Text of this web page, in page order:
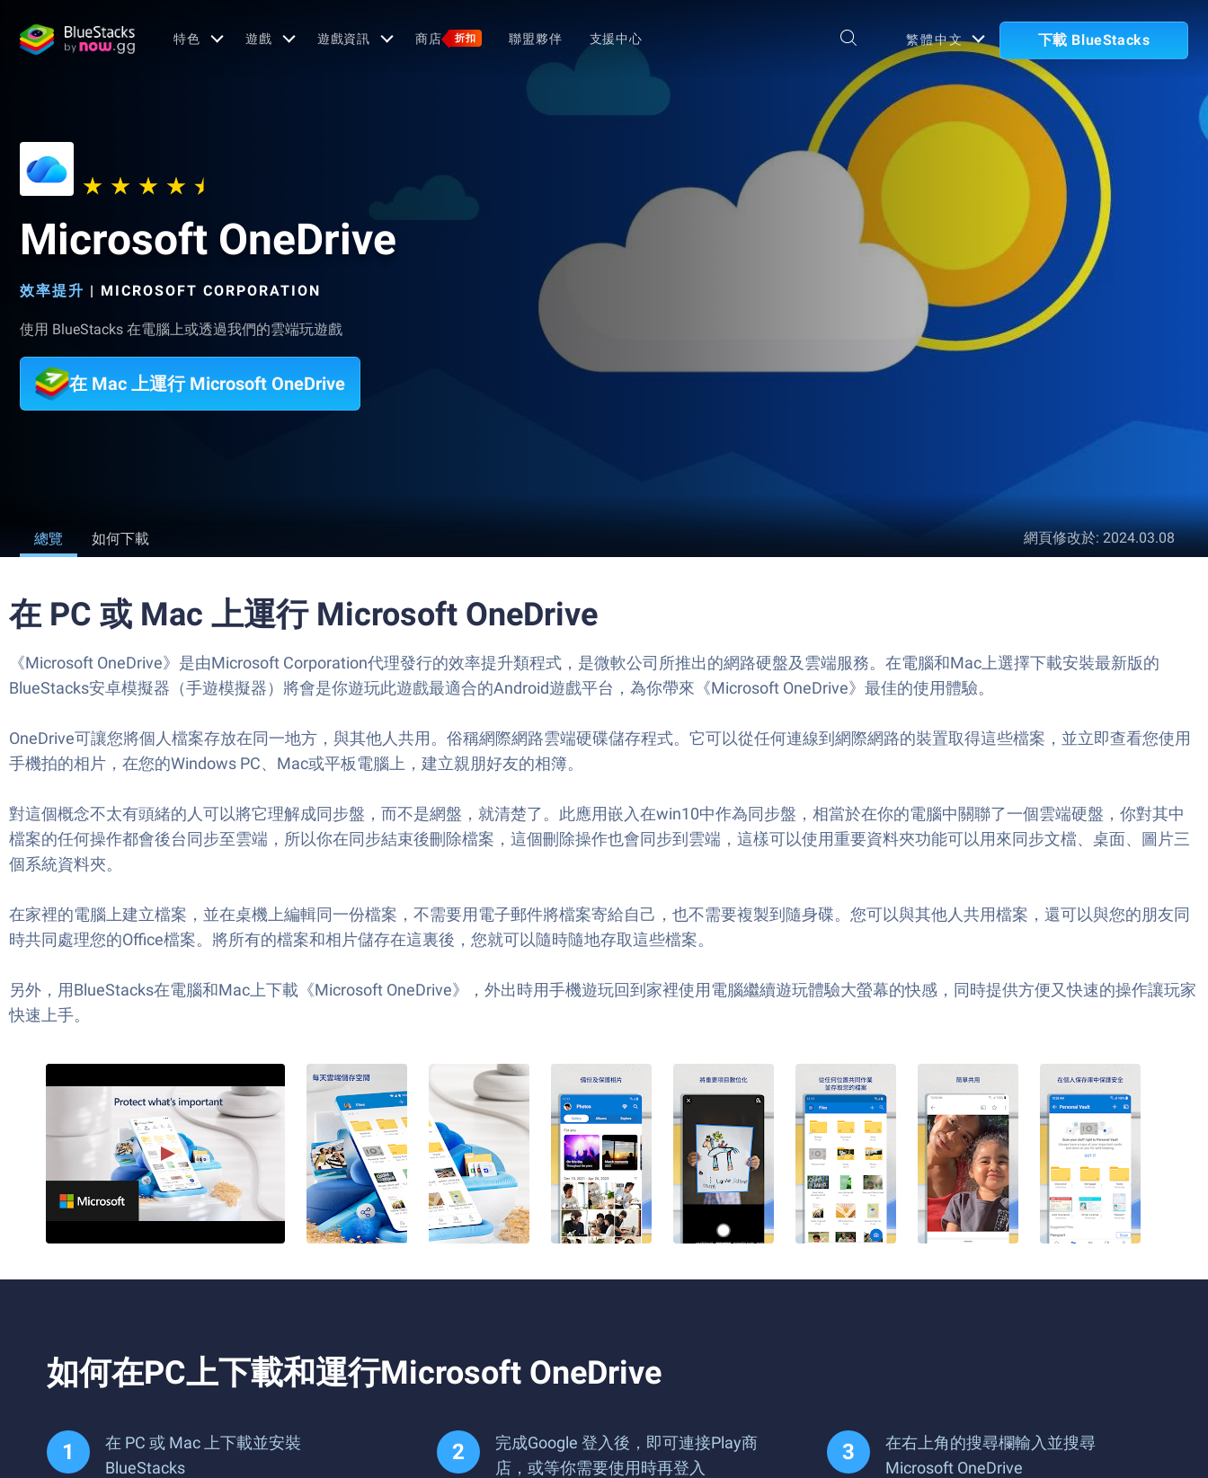
特色 遊戲 遊戲資訊 商店 折扣 聯盟夥伴 支援中心 繁體中文 下載 BlueStacks
Microsoft OneDrive
效率提升 | MICROSOFT CORPORATION
使用 BlueStacks 在電腦上或透過我們的雲端玩遊戲
在 Mac 上運行 Microsoft OneDrive
總覽 如何下載 網頁修改於: 2024.03.08
在 PC 或 Mac 上運行 Microsoft OneDrive
《Microsoft OneDrive》是由Microsoft Corporation代理發行的效率提升類程式，是微軟公司所推出的網路硬盤及雲端服務。在電腦和Mac上選擇下載安裝最新版的
BlueStacks安卓模擬器（手遊模擬器）將會是你遊玩此遊戲最適合的Android遊戲平台，為你帶來《Microsoft OneDrive》最佳的使用體驗。
OneDrive可讓您將個人檔案存放在同一地方，與其他人共用。俗稱網際網路雲端硬碟儲存程式。它可以從任何連線到網際網路的裝置取得這些檔案，並立即查看您使用
手機拍的相片，在您的Windows PC、Mac或平板電腦上，建立親朋好友的相簿。
對這個概念不太有頭緒的人可以將它理解成同步盤，而不是網盤，就清楚了。此應用嵌入在win10中作為同步盤，相當於在你的電腦中關聯了一個雲端硬盤，你對其中
檔案的任何操作都會後台同步至雲端，所以你在同步結束後刪除檔案，這個刪除操作也會同步到雲端，這樣可以使用重要資料夾功能可以用來同步文檔、桌面、圖片三
個系統資料夾。
在家裡的電腦上建立檔案，並在桌機上編輯同一份檔案，不需要用電子郵件將檔案寄給自己，也不需要複製到隨身碟。您可以與其他人共用檔案，還可以與您的朋友同
時共同處理您的Office檔案。將所有的檔案和相片儲存在這裏後，您就可以隨時隨地存取這些檔案。
另外，用BlueStacks在電腦和Mac上下載《Microsoft OneDrive》，外出時用手機遊玩回到家裡使用電腦繼續遊玩體驗大螢幕的快感，同時提供方便又快速的操作讓玩家
快速上手。
如何在PC上下載和運行Microsoft OneDrive
在 PC 或 Mac 上下載並安裝
BlueStacks
完成Google 登入後，即可連接Play商
店，或等你需要使用時再登入
在右上角的搜尋欄輸入並搜尋
Microsoft OneDrive